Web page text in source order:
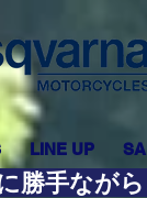
LINE UP
勝手なが